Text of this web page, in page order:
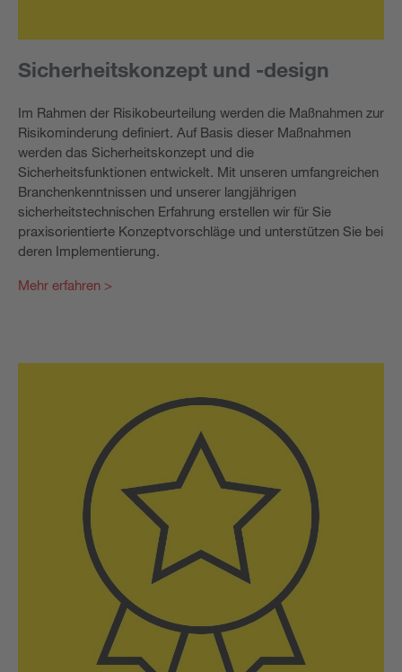
Sicherheitskonzept und -design
Im Rahmen der Risikobeurteilung werden die Maßnahmen zur
Risikominderung definiert. Auf Basis dieser Maßnahmen
werden das Sicherheitskonzept und die
Sicherheitsfunktionen entwickelt. Mit unseren umfangreichen
Branchenkenntnissen und unserer langjährigen
sicherheitstechnischen Erfahrung erstellen wir für Sie
praxisorientierte Konzeptvorschläge und unterstützen Sie bei
deren Implementierung.
Mehr erfahren >